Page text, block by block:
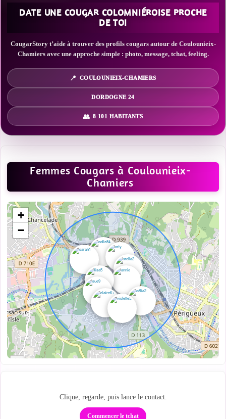
DATE UNE COUGAR COLOMNIÉROISE PROCHE
DE TOI
CougarStory t’aide à trouver des profils cougars autour de Coulounieix-
Chamiers avec une approche simple : photo, message, tchat, feeling.
COULOUNIEIX-CHAMIERS
DORDOGNE 24
8 101 HABITANTS
Femmes Cougars à Coulounieix-
Chamiers
+
−
Clique, regarde, puis lance le contact.
Commencer le tchat